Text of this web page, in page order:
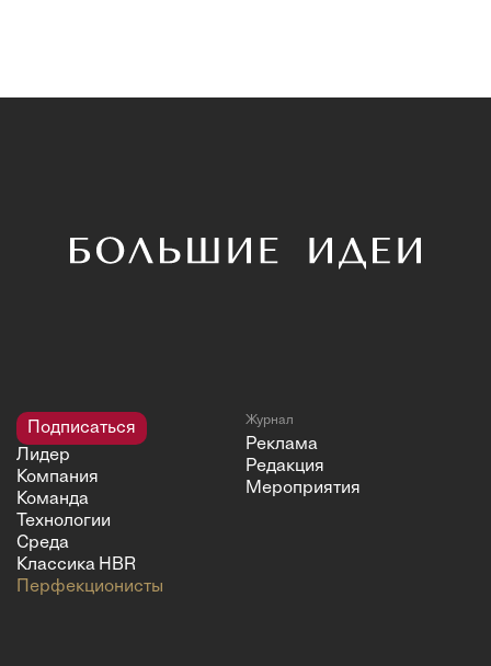
Подписаться
Лидер
Компания
Команда
Технологии
Среда
Классика HBR
Перфекционисты
Журнал
Реклама
Редакция
Мероприятия